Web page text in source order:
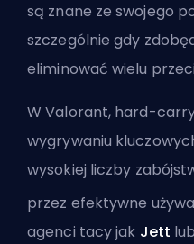
są znane ze swojego
szczególnie gdy
eliminować wielu
W Valorant, hard-
wygrywaniu
wysokiej liczby
przez efektywne
agenci tacy jak Jett lub